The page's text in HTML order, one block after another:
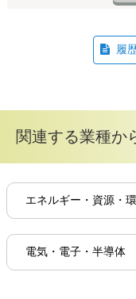
履
関連する業種か
エネルギー・資源・
電気・電子・半導体